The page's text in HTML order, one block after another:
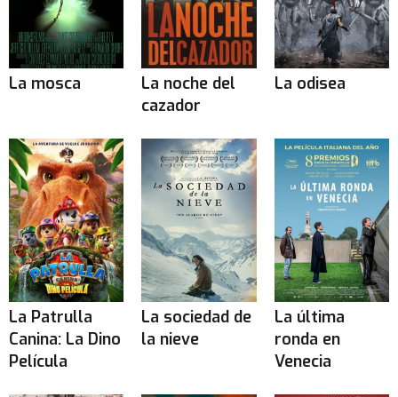
La mosca
La noche del
cazador
La odisea
La Patrulla
Canina: La Dino
Película
La sociedad de
la nieve
La última
ronda en
Venecia